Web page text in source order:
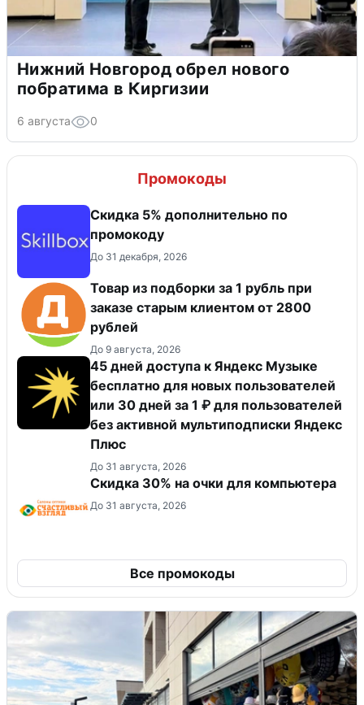
Нижний Новгород обрел нового
побратима в Киргизии
6 августа 0
Промокоды
Скидка 5% дополнительно по
промокоду
До 31 декабря, 2026
Товар из подборки за 1 рубль при
заказе старым клиентом от 2800
рублей
До 9 августа, 2026
45 дней доступа к Яндекс Музыке
бесплатно для новых пользователей
или 30 дней за 1 ₽ для пользователей
без активной мультиподписки Яндекс
Плюс
До 31 августа, 2026
Скидка 30% на очки для компьютера
До 31 августа, 2026
Все промокоды